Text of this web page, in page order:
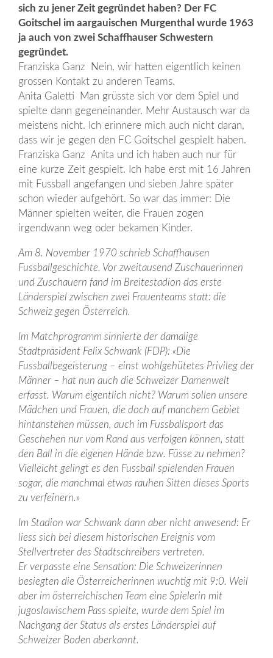
sich zu jener Zeit gegründet haben? Der FC
Goitschel im aargauischen Murgenthal wurde 1963
ja auch von zwei Schaffhauser Schwestern
gegründet.
Franziska Ganz Nein, wir hatten eigentlich keinen
grossen Kontakt zu anderen Teams.
Anita Galetti Man grüsste sich vor dem Spiel und
spielte dann gegeneinander. Mehr Austausch war da
meistens nicht. Ich erinnere mich auch nicht daran,
dass wir je gegen den FC Goitschel gespielt haben.
Franziska Ganz Anita und ich haben auch nur für
eine kurze Zeit gespielt. Ich habe erst mit 16 Jahren
mit Fussball angefangen und sieben Jahre später
schon wieder aufgehört. So war das immer: Die
Männer spielten weiter, die Frauen zogen
irgendwann weg oder bekamen Kinder.
Am 8. November 1970 schrieb Schaffhausen
Fussballgeschichte. Vor zweitausend Zuschauerinnen
und Zuschauern fand im Breitestadion das erste
Länderspiel zwischen zwei Frauenteams statt: die
Schweiz gegen Österreich.
Im Matchprogramm sinnierte der damalige
Stadtpräsident Felix Schwank (FDP): «Die
Fussballbegeisterung – einst wohlgehütetes Privileg der
Männer – hat nun auch die Schweizer Damenwelt
erfasst. Warum eigentlich nicht? Warum sollen unsere
Mädchen und Frauen, die doch auf manchem Gebiet
hintanstehen müssen, auch im Fussballsport das
Geschehen nur vom Rand aus verfolgen können, statt
den Ball in die eigenen Hände bzw. Füsse zu nehmen?
Vielleicht gelingt es den Fussball spielenden Frauen
sogar, die manchmal etwas rauhen Sitten dieses Sports
zu verfeinern.»
Im Stadion war Schwank dann aber nicht anwesend: Er
liess sich bei diesem historischen Ereignis vom
Stellvertreter des Stadtschreibers vertreten.
Er verpasste eine Sensation: Die Schweizerinnen
besiegten die Österreicherinnen wuchtig mit 9:0. Weil
aber im österreichischen Team eine Spielerin mit
jugoslawischem Pass spielte, wurde dem Spiel im
Nachgang der Status als erstes Länderspiel auf
Schweizer Boden aberkannt.